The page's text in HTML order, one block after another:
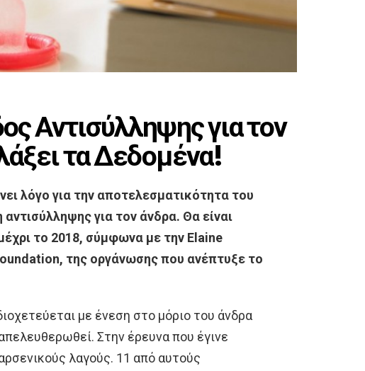
Αντισύλληψης για τον
τα Δεδομένα!
λόγο για την αποτελεσματικότητα του
για τον άνδρα. Θα είναι
το 2018, σύμφωνα με την Elaine
της οργάνωσης που ανέπτυξε το
με ένεση στο μόριο του άνδρα
Στην έρευνα που έγινε
λαγούς. 11 από αυτούς